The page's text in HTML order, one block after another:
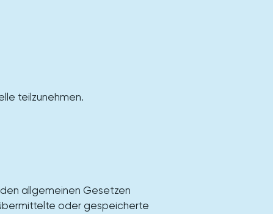
teilzunehmen.
allgemeinen Gesetzen
oder gespeicherte